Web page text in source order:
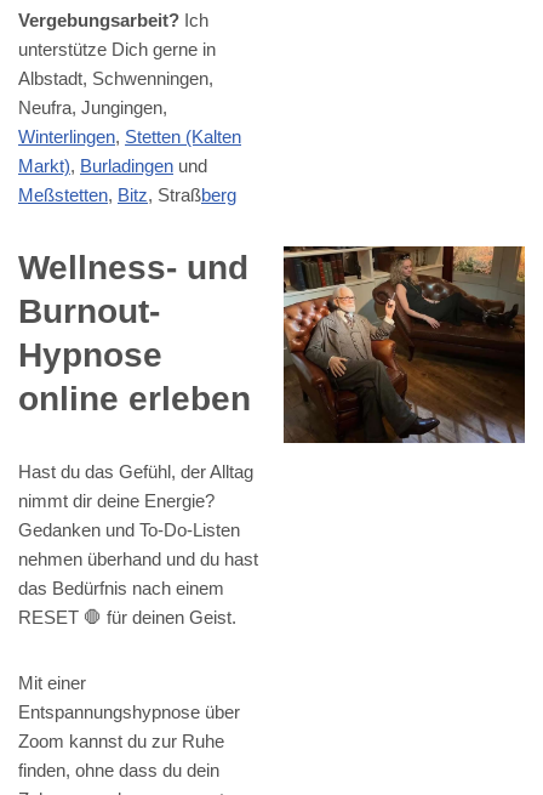
Vergebungsarbeit? Ich
unterstütze Dich gerne in
Albstadt, Schwenningen,
Neufra, Jungingen,
Winterlingen, Stetten (Kalten
Markt), Burladingen und
Meßstetten, Bitz, Straßberg
Wellness- und
Burnout-
Hypnose
online erleben
Hast du das Gefühl, der Alltag
nimmt dir deine Energie?
Gedanken und To-Do-Listen
nehmen überhand und du hast
das Bedürfnis nach einem
RESET 🛑 für deinen Geist.
Mit einer
Entspannungshypnose über
Zoom kannst du zur Ruhe
finden, ohne dass du dein